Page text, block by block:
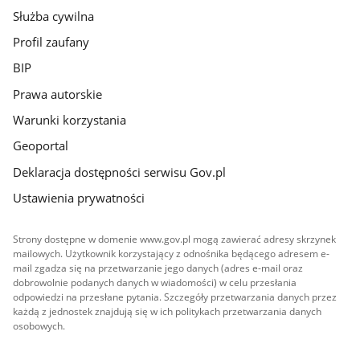
Służba cywilna
Profil zaufany
BIP
Prawa autorskie
Warunki korzystania
Geoportal
Deklaracja dostępności serwisu Gov.pl
Ustawienia prywatności
Strony dostępne w domenie www.gov.pl mogą zawierać adresy skrzynek
mailowych. Użytkownik korzystający z odnośnika będącego adresem e-
mail zgadza się na przetwarzanie jego danych (adres e-mail oraz
dobrowolnie podanych danych w wiadomości) w celu przesłania
odpowiedzi na przesłane pytania. Szczegóły przetwarzania danych przez
każdą z jednostek znajdują się w ich politykach przetwarzania danych
osobowych.